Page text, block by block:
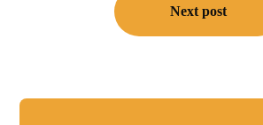
Next post